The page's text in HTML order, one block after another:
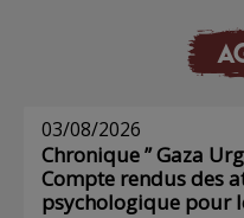
03/08/2026
Chronique ” Gaza
Compte rendus des
psychologique pour